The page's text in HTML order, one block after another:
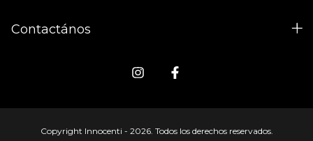
Contactános
Copyright Innocenti - 2026. Todos los derechos reservados.